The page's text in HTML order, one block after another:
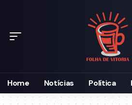
Home Notícias Política